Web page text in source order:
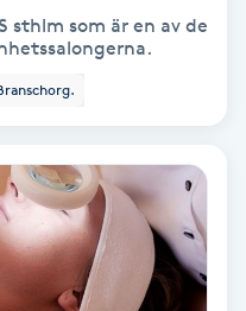
sthlm som är en av de